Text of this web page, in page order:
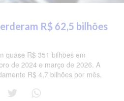
R$ 62,5 bilhões
quase R$ 351 bilhões em
de 2024 e março de 2026. A
R$ 4,7 bilhões por mês.